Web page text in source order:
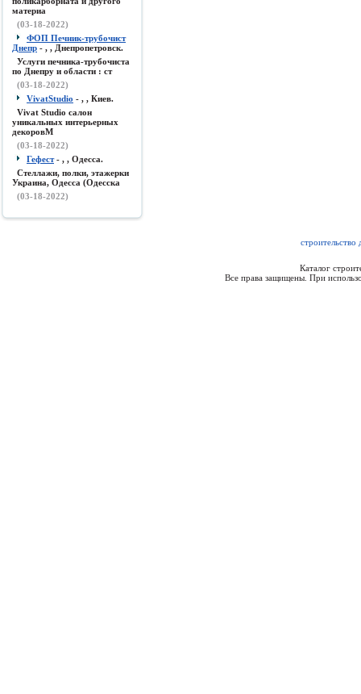
материа
(03-18-2022)
ФОП Печник-трубочист
Днепр - , , Днепропетровск.
Услуги печника-трубочиста
по Днепру и области : ст
(03-18-2022)
VivatStudio - , , Киев.
Vivat Studio салон
уникальных интерьерных
декоровМ
(03-18-2022)
Гефест- , , Одесса.
Стеллажи, полки, этажерки
Украина, Одесса (Одесска
(03-18-2022)
Каталог
Все права защищены. При